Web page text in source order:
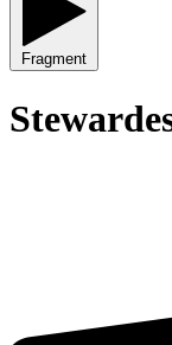
Fragment